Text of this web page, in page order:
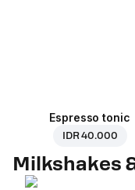
Espresso tonic
IDR 40.000
Milkshakes